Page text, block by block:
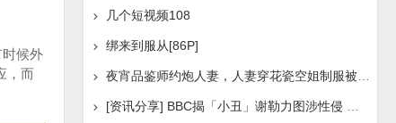
候外
，而
几个短视频108
绑来到服从[86P]